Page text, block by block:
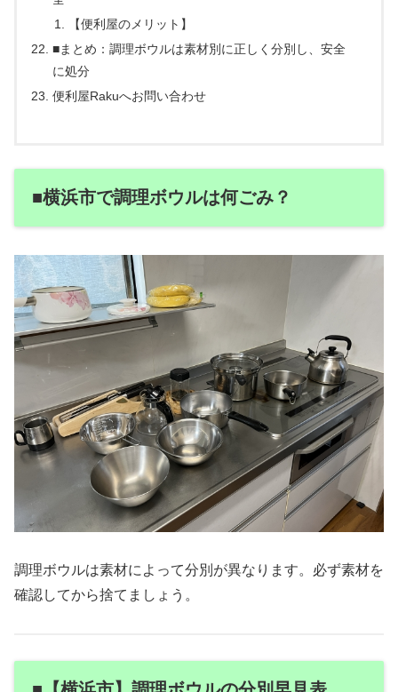
【便利屋のメリット】
■まとめ：調理ボウルは素材別に正しく分別し、安全
に処分
便利屋Rakuへお問い合わせ
■横浜市で調理ボウルは何ごみ？
調理ボウルは素材によって分別が異なります。必ず素材を
確認してから捨てましょう。